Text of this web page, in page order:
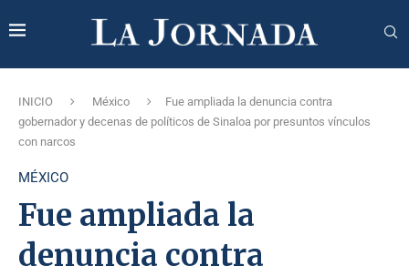
INICIO México
Fue ampliada la denuncia contra
gobernador y decenas de políticos de Sinaloa por presuntos vínculos
con narcos
MÉXICO
Fue ampliada la
denuncia contra